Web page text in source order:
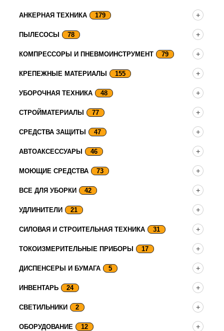
АНКЕРНАЯ ТЕХНИКА 179
ПЫЛЕСОСЫ 78
КОМПРЕССОРЫ И ПНЕВМОИНСТРУМЕНТ 79
КРЕПЕЖНЫЕ МАТЕРИАЛЫ 155
УБОРОЧНАЯ ТЕХНИКА 48
СТРОЙМАТЕРИАЛЫ 77
СРЕДСТВА ЗАЩИТЫ 47
АВТОАКСЕССУАРЫ 46
МОЮЩИЕ СРЕДСТВА 73
ВСЕ ДЛЯ УБОРКИ 42
УДЛИНИТЕЛИ 21
СИЛОВАЯ И СТРОИТЕЛЬНАЯ ТЕХНИКА 31
ТОКОИЗМЕРИТЕЛЬНЫЕ ПРИБОРЫ 17
ДИСПЕНСЕРЫ И БУМАГА 5
ИНВЕНТАРЬ 24
СВЕТИЛЬНИКИ 2
ОБОРУДОВАНИЕ 12